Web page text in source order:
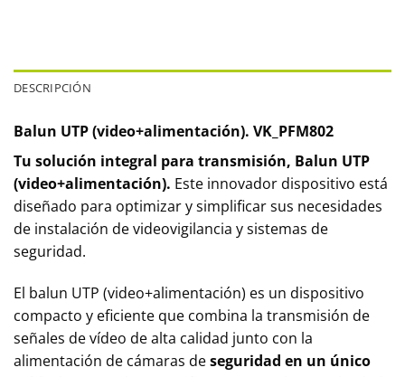
DESCRIPCIÓN
Balun UTP (video+alimentación). VK_PFM802
Tu solución integral para transmisión, Balun UTP
(video+alimentación). Este innovador dispositivo está
diseñado para optimizar y simplificar sus necesidades
de instalación de videovigilancia y sistemas de
seguridad.
El balun UTP (video+alimentación) es un dispositivo
compacto y eficiente que combina la transmisión de
señales de vídeo de alta calidad junto con la
alimentación de cámaras deseguridad en un único